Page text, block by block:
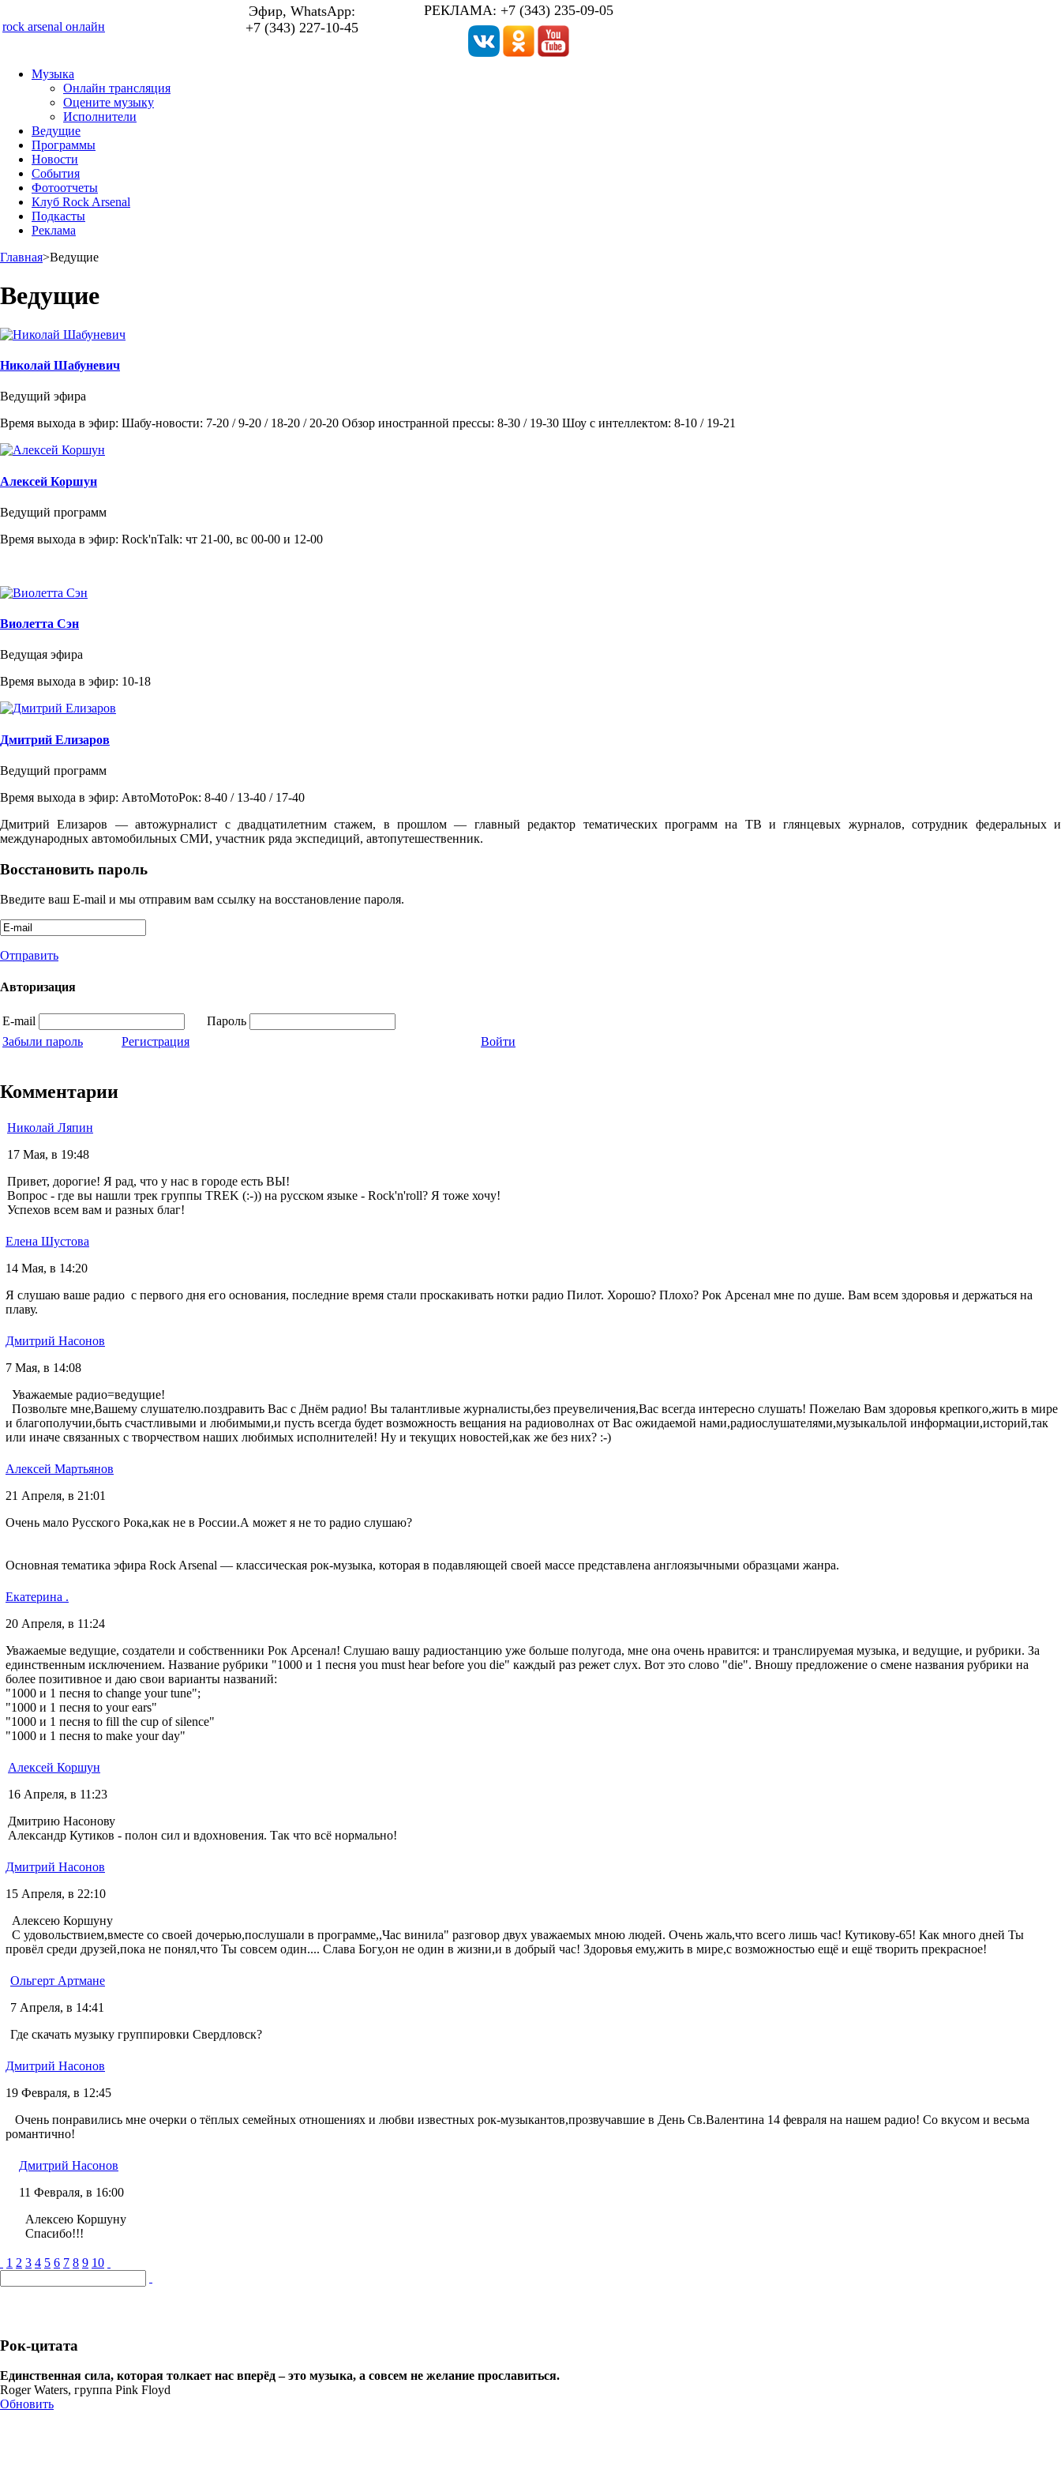
rock arsenal онлайн
Эфир, WhatsApp:
+7 (343) 227-10-45
РЕКЛАМА: +7 (343) 235-09-05
Музыка
Онлайн трансляция
Оцените музыку
Исполнители
Ведущие
Программы
Новости
События
Фотоотчеты
Клуб Rock Arsenal
Подкасты
Реклама
Главная>Ведущие
Ведущие
Николай Шабуневич
Ведущий эфира
Время выхода в эфир: Шабу-новости: 7-20 / 9-20 / 18-20 / 20-20 Обзор иностранной прессы: 8-30 / 19-30 Шоу с интеллектом: 8-10 / 19-21
Алексей Коршун
Ведущий программ
Время выхода в эфир: Rock'nTalk: чт 21-00, вс 00-00 и 12-00
Виолетта Сэн
Ведущая эфира
Время выхода в эфир: 10-18
Дмитрий Елизаров
Ведущий программ
Время выхода в эфир: АвтоМотоРок: 8-40 / 13-40 / 17-40
Дмитрий Елизаров — автожурналист с двадцатилетним стажем, в прошлом — главный редактор тематических программ на ТВ и глянцевых журналов, сотрудник федеральных и
международных автомобильных СМИ, участник ряда экспедиций, автопутешественник.
Восстановить пароль
Введите ваш E-mail и мы отправим вам ссылку на восстановление пароля.
Отправить
Авторизация
E-mail
Пароль
Забыли пароль
Регистрация Войти
Комментарии
Николай Ляпин
17 Мая, в 19:48
Привет, дорогие! Я рад, что у нас в городе есть ВЫ!
Вопрос - где вы нашли трек группы TREK (:-)) на русском языке - Rock'n'roll? Я тоже хочу!
Успехов всем вам и разных благ!
Елена Шустова
14 Мая, в 14:20
Я слушаю ваше радио с первого дня его основания, последние время стали проскакивать нотки радио Пилот. Хорошо? Плохо? Рок Арсенал мне по душе. Вам всем здоровья и держаться на
плаву.
Дмитрий Насонов
7 Мая, в 14:08
Уважаемые радио=ведущие!
Позвольте мне,Вашему слушателю.поздравить Вас с Днём радио! Вы талантливые журналисты,без преувеличения,Вас всегда интересно слушать! Пожелаю Вам здоровья крепкого,жить в мире
и благополучии,быть счастливыми и любимыми,и пусть всегда будет возможность вещания на радиоволнах от Вас ожидаемой нами,радиослушателями,музыкальлой информации,историй,так
или иначе связанных с творчеством наших любимых исполнителей! Ну и текущих новостей,как же без них? :-)
Алексей Мартьянов
21 Апреля, в 21:01
Очень мало Русского Рока,как не в России.А может я не то радио слушаю?
Основная тематика эфира Rock Arsenal — классическая рок-музыка, которая в подавляющей своей массе представлена англоязычными образцами жанра.
Екатерина .
20 Апреля, в 11:24
Уважаемые ведущие, создатели и собственники Рок Арсенал! Слушаю вашу радиостанцию уже больше полугода, мне она очень нравится: и транслируемая музыка, и ведущие, и рубрики. За
единственным исключением. Название рубрики "1000 и 1 песня you must hear before you die" каждый раз режет слух. Вот это слово "die". Вношу предложение о смене названия рубрики на
более позитивное и даю свои варианты названий:
"1000 и 1 песня to change your tune";
"1000 и 1 песня to your ears"
"1000 и 1 песня to fill the cup of silence"
"1000 и 1 песня to make your day"
Алексей Коршун
16 Апреля, в 11:23
Дмитрию Насонову
Александр Кутиков - полон сил и вдохновения. Так что всё нормально!
Дмитрий Насонов
15 Апреля, в 22:10
Алексею Коршуну
С удовольствием,вместе со своей дочерью,послушали в программе,,Час винила" разговор двух уважаемых мною людей. Очень жаль,что всего лишь час! Кутикову-65! Как много дней Ты
провёл среди друзей,пока не понял,что Ты совсем один.... Слава Богу,он не один в жизни,и в добрый час! Здоровья ему,жить в мире,с возможностью ещё и ещё творить прекрасное!
Ольгерт Артмане
7 Апреля, в 14:41
Где скачать музыку группировки Свердловск?
Дмитрий Насонов
19 Февраля, в 12:45
Очень понравились мне очерки о тёплых семейных отношениях и любви известных рок-музыкантов,прозвучавшие в День Св.Валентина 14 февраля на нашем радио! Со вкусом и весьма
романтично!
Дмитрий Насонов
11 Февраля, в 16:00
Алексею Коршуну
Спасибо!!!
1 2 3 4 5 6 7 8 9 10
Рок-цитата
Единственная сила, которая толкает нас вперёд – это музыка, а совсем не желание прославиться.
Roger Waters, группа Pink Floyd
Обновить